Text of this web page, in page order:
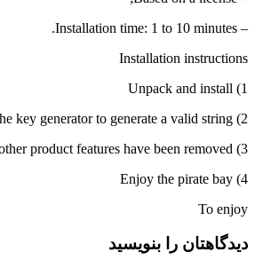
– Installation time: 1 to 10 minutes.
Installation instructions
1) Unpack and install
2) Use the key generator to generate a valid string
3) Note that all other product features have been removed.
4) Enjoy the pirate bay
To enjoy
دیدگاهتان را بنویسید